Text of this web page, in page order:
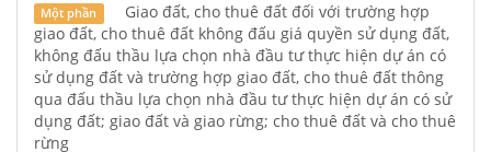
Một phần
Giao đất, cho thuê đất đối với trường hợp
giao đất, cho thuê đất không đấu giá quyền sử dụng đất,
không đấu thầu lựa chọn nhà đầu tư thực hiện dự án có
sử dụng đất và trường hợp giao đất, cho thuê đất thông
qua đấu thầu lựa chọn nhà đầu tư thực hiện dự án có sử
dụng đất; giao đất và giao rừng; cho thuê đất và cho thuê
rừng